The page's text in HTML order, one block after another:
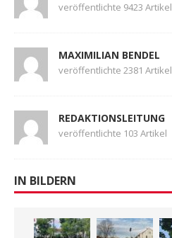
veröffentlichte 9423 Artikel
MAXIMILIAN BENDEL
veröffentlichte 2381 Artikel
REDAKTIONSLEITUNG
veröffentlichte 103 Artikel
IN BILDERN